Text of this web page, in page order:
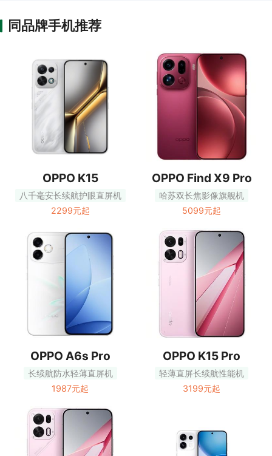
同品牌手机推荐
OPPO K15
八千毫安长续航护眼直屏机
2299元起
OPPO Find X9 Pro
哈苏双长焦影像旗舰机
5099元起
OPPO A6s Pro
长续航防水轻薄直屏机
1987元起
OPPO K15 Pro
轻薄直屏长续航性能机
3199元起